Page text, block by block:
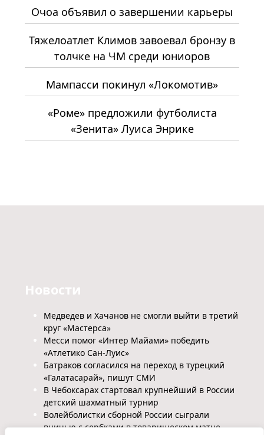
Очоа объявил о завершении карьеры
Тяжелоатлет Климов завоевал бронзу в
толчке на ЧМ среди юниоров
Мампасси покинул «Локомотив»
«Роме» предложили футболиста
«Зенита» Луиса Энрике
Новости
Медведев и Хачанов не смогли выйти в третий
круг «Мастерса»
Месси помог «Интер Майами» победить
«Атлетико Сан-Луис»
Батраков согласился на переход в турецкий
«Галатасарай», пишут СМИ
В Чебоксарах стартовал крупнейший в России
детский шахматный турнир
Волейболистки сборной России сыграли
вничью с сербками в товарищеском матче